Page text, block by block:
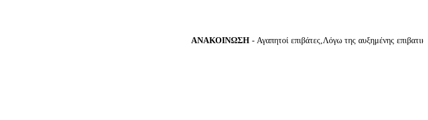
ΑΝΑΚΟΙΝΩΣΗ- Αγαπητοί επιβάτες,Λόγω της αυξημένης